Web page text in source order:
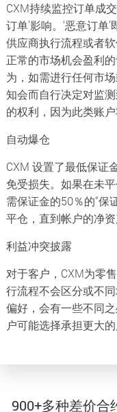
CXM持续监控订单成
订单’影响。‘恶意订
供应商执行流程或者
正常的市场机会盈利
为，如需进行任何市
知会而自行决定对监
的权利，因为此类账
自动爆仓
CXM 设置了最低保证
免受损失。如果在未
需保证金的50％的“保
平仓，直到帐户的净资
利益冲突披露
对于客户，CXM为零
行流程不会区分或不
偏好，会有一些不同
户可能选择承担更大
900+多种差价合